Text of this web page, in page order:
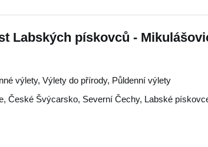
Labských pískovců -
výlety, Výlety do přírody, Půldenní výlety
,České Švýcarsko, Severní Čechy, Labské